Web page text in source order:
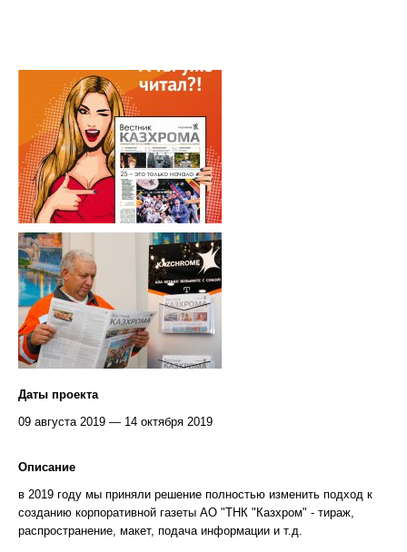
Даты проекта
09 августа 2019 — 14 октября 2019
Описание
в 2019 году мы приняли решение полностью изменить подход к
созданию корпоративной газеты АО "ТНК "Казхром" - тираж,
распространение, макет, подача информации и т.д.